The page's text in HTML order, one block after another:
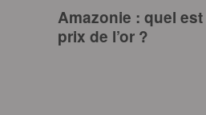
Amazonie : quel
prix de l’or ?